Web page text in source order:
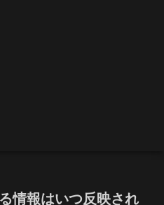
情報はいつ反映され